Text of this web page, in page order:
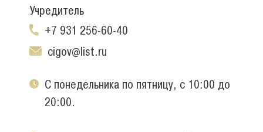
Учредитель
+7 931 256-60-40
cigov@list.ru
С понедельника по пятницу, с 10:00 до
20:00.